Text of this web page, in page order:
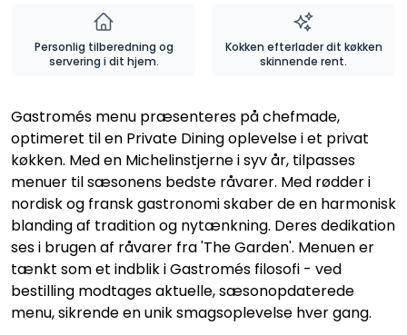
Personlig tilberedning og
servering i dit hjem.
Kokken efterlader dit køkken
skinnende rent.
Gastromés menu præsenteres på chefmade,
optimeret til en Private Dining oplevelse i et privat
køkken. Med en Michelinstjerne i syv år, tilpasses
menuer til sæsonens bedste råvarer. Med rødder i
nordisk og fransk gastronomi skaber de en harmonisk
blanding af tradition og nytænkning. Deres dedikation
ses i brugen af råvarer fra 'The Garden'. Menuen er
tænkt som et indblik i Gastromés filosofi - ved
bestilling modtages aktuelle, sæsonopdaterede
menu, sikrende en unik smagsoplevelse hver gang.